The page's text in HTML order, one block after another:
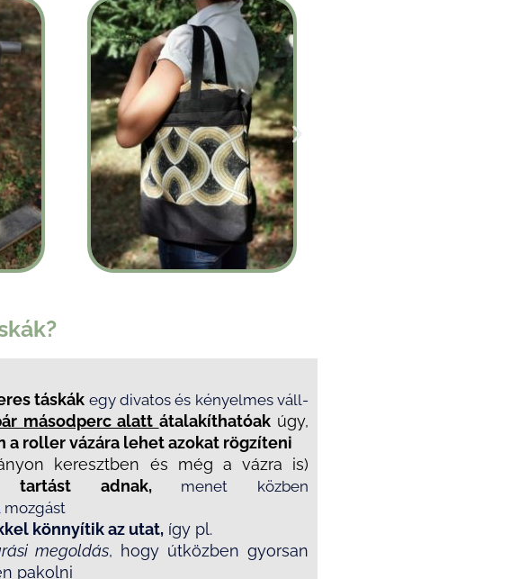
táskák egy divatos és kényelmes váll-
másodperc alatt átalakíthatóakúgy,
a roller vázára lehet azokat rögzíteni
keresztben és még a vázra is)
tartást adnak, menet közben
mozgást
könnyítik az utat, így pl.
megoldás, hogy útközben gyorsan
pakolni